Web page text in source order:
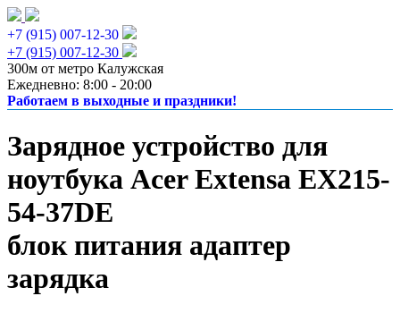
+7 (915) 007-12-30
+7 (915) 007-12-30
300м от метро Калужская
Ежедневно: 8:00 - 20:00
Работаем в выходные и праздники!
Зарядное устройство для
ноутбука Acer Extensa EX215-
54-37DE
блок питания адаптер
зарядка